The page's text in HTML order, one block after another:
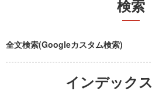
検索
全文検索(Googleカスタム検索)
インデック